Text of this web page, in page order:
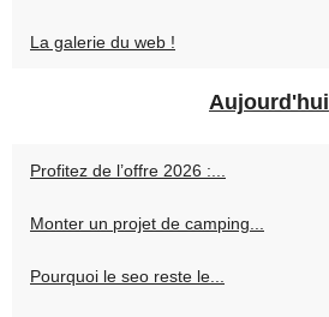
La galerie du web !
Aujourd'hui
Profitez de l’offre 2026 :...
Monter un projet de camping...
Pourquoi le seo reste le...